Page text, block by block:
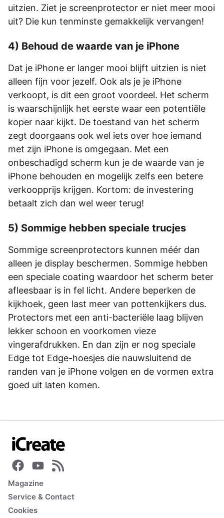
uitzien. Ziet je screenprotector er niet meer mooi
uit? Die kun tenminste gemakkelijk vervangen!
4) Behoud de waarde van je iPhone
Dat je iPhone er langer mooi blijft uitzien is niet
alleen fijn voor jezelf. Ook als je je iPhone
verkoopt, is dit een groot voordeel. Het scherm
is waarschijnlijk het eerste waar een potentiële
koper naar kijkt. De toestand van het scherm
zegt doorgaans ook wel iets over hoe iemand
met zijn iPhone is omgegaan. Met een
onbeschadigd scherm kun je de waarde van je
iPhone behouden en mogelijk zelfs een betere
verkoopprijs krijgen. Kortom: de investering
betaalt zich dan wel weer terug!
5) Sommige hebben speciale trucjes
Sommige screenprotectors kunnen méér dan
alleen je display beschermen. Sommige hebben
een speciale coating waardoor het scherm beter
afleesbaar is in fel licht. Andere beperken de
kijkhoek, geen last meer van pottenkijkers dus.
Protectors met een anti-bacteriële laag blijven
lekker schoon en voorkomen vieze
vingerafdrukken. En dan zijn er nog speciale
Edge tot Edge-hoesjes die nauwsluitend de
randen van je iPhone volgen en de vormen extra
goed uit laten komen.
Magazine
Service & Contact
Cookies